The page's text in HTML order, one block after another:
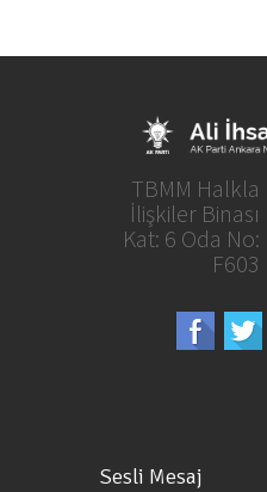
TBMM Halkla
İlişkiler Binası
Kat: 6 Oda No:
F603
Sesli Mesaj